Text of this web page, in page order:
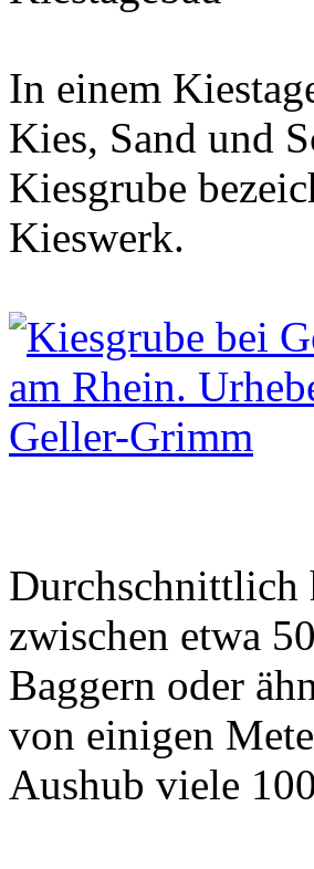
In einem
Kies, Sand und
Kiesgrube
Kieswerk.
Durchschnittlich
zwischen etwa
Baggern oder
von einigen
Aushub viele